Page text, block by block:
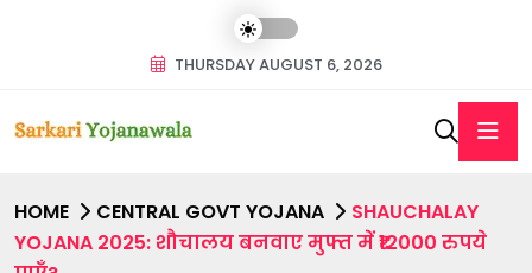
THURSDAY AUGUST 6, 2026
HOME CENTRAL GOVT YOJANA
SHAUCHALAY
YOJANA 2025: शौचालय बनवाए मुफ्त में ₹12000 रुपये